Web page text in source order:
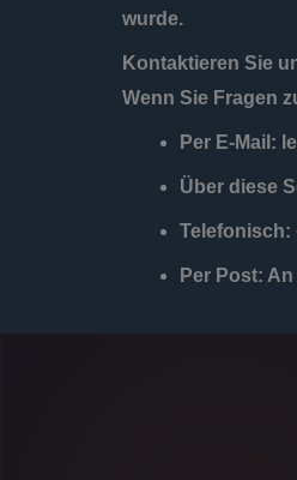
wurde.
Kontaktieren Sie
Wenn Sie Fragen
Per E-Mail:
Über diese
Telefonisch:
Per Post: